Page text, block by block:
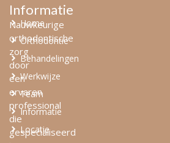
Nauwkeurige
orthodontische
zorg
door
een
ervaren
professional
die
gespecialiseerd
Informatie
Home
Orthodontie
Behandelingen
Werkwijze
Team
Informatie
Locatie